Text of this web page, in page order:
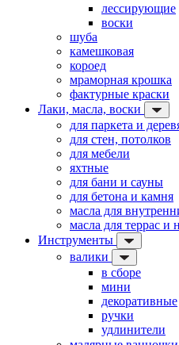
лессирующие
воски
шуба
камешковая
короед
мраморная крошка
фактурные краски
Лаки, масла, воски
для паркета и
для стен, потолков
для мебели
яхтные
для бани и сауны
для бетона и камня
масла для
масла для террас и
Инструменты
валики
в сборе
мини
декоративные
ручки
удлинители